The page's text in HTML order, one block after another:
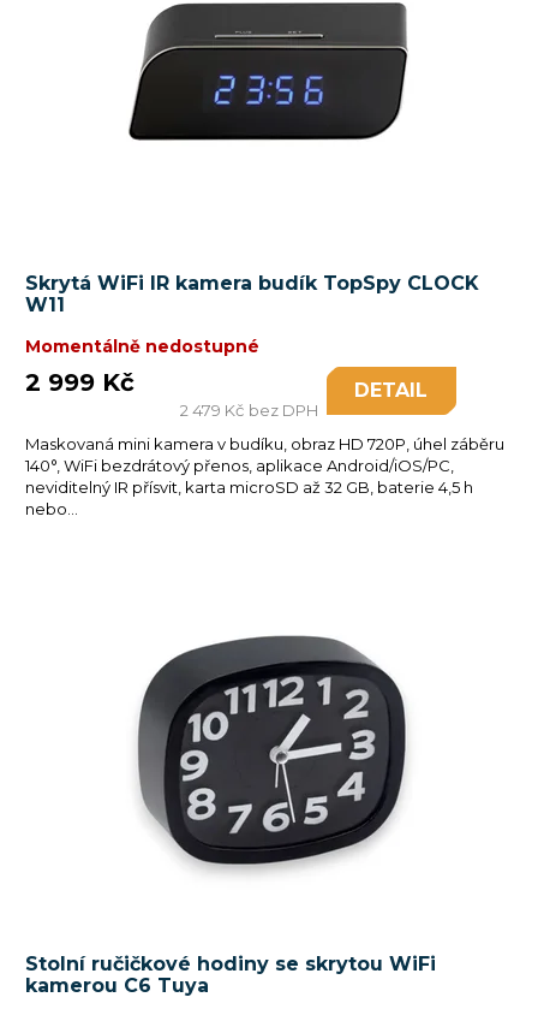
Skrytá WiFi IR kamera budík TopSpy CLOCK
W11
Momentálně nedostupné
2 479 Kč bez DPH
2 999 Kč DETAIL
Maskovaná mini kamera v budíku, obraz HD 720P, úhel záběru
140°, WiFi bezdrátový přenos, aplikace Android/iOS/PC,
neviditelný IR přísvit, karta microSD až 32 GB, baterie 4,5 h
nebo...
Stolní ručičkové hodiny se skrytou WiFi
kamerou C6 Tuya